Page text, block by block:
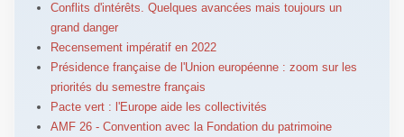
Conflits d'intérêts. Quelques avancées mais toujours un
grand danger
Recensement impératif en 2022
Présidence française de l'Union européenne : zoom sur les
priorités du semestre français
Pacte vert : l'Europe aide les collectivités
AMF 26 - Convention avec la Fondation du patrimoine